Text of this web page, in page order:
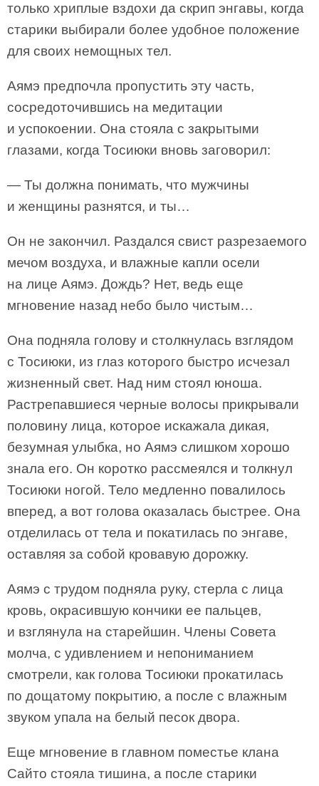
только хриплые вздохи да скрип энгавы, когда
старики выбирали более удобное положение
для своих немощных тел.
Аямэ предпочла пропустить эту часть,
сосредоточившись на медитации
и успокоении. Она стояла с закрытыми
глазами, когда Тосиюки вновь заговорил:
— Ты должна понимать, что мужчины
и женщины разнятся, и ты…
Он не закончил. Раздался свист разрезаемого
мечом воздуха, и влажные капли осели
на лице Аямэ. Дождь? Нет, ведь еще
мгновение назад небо было чистым…
Она подняла голову и столкнулась взглядом
с Тосиюки, из глаз которого быстро исчезал
жизненный свет. Над ним стоял юноша.
Растрепавшиеся черные волосы прикрывали
половину лица, которое искажала дикая,
безумная улыбка, но Аямэ слишком хорошо
знала его. Он коротко рассмеялся и толкнул
Тосиюки ногой. Тело медленно повалилось
вперед, а вот голова оказалась быстрее. Она
отделилась от тела и покатилась по энгаве,
оставляя за собой кровавую дорожку.
Аямэ с трудом подняла руку, стерла с лица
кровь, окрасившую кончики ее пальцев,
и взглянула на старейшин. Члены Совета
молча, с удивлением и непониманием
смотрели, как голова Тосиюки прокатилась
по дощатому покрытию, а после с влажным
звуком упала на белый песок двора.
Еще мгновение в главном поместье клана
Сайто стояла тишина, а после старики